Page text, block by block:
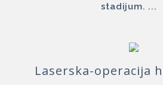
stadijum. ...
Laserska-operacija